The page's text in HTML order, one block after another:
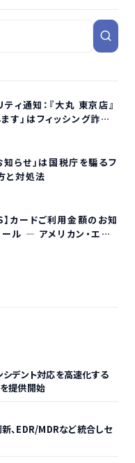
ティ通知：『大丸 東京店』
す」はフィッシング詐欺
らせ」は国税庁を騙るフ
と対処法
カードご利用金額のお知
ール ― アメリカン・エキ
分け方
デント対応を高速化する
提供開始
、EDR/MDRなど統合しセ